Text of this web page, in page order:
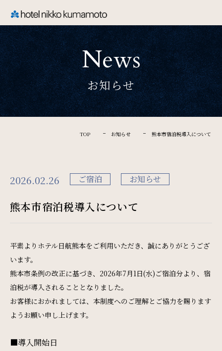
CLOSE
TOP
Welcome
ホテル日航熊本のご案内
ご宿泊
Banquet
会議・ご宴会
ウエディング
News
お知らせ
TOP お知らせ 熊本市宿泊税導入について
2026.02.26 ご宿泊 お知らせ
熊本市宿泊税導入について
平素よりホテル日航熊本をご利用いただき、誠にありがとうござ
います。
熊本市条例の改正に基づき、2026年7月1日(水)ご宿泊分より、宿
泊税が導入されることとなりました。
お客様におかれましては、本制度へのご理解とご協力を賜ります
ようお願い申し上げます。
■導入開始日